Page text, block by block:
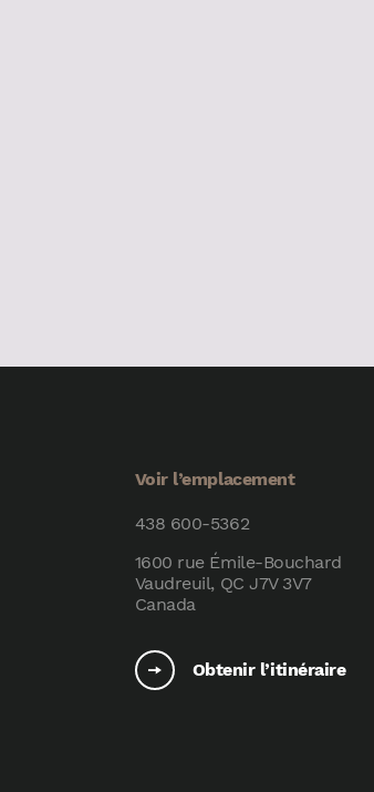
Voir l’emplacement
438 600-5362
1600 rue Émile-Bouchard
Vaudreuil, QC J7V 3V7
Canada
Obtenir l’itinéraire